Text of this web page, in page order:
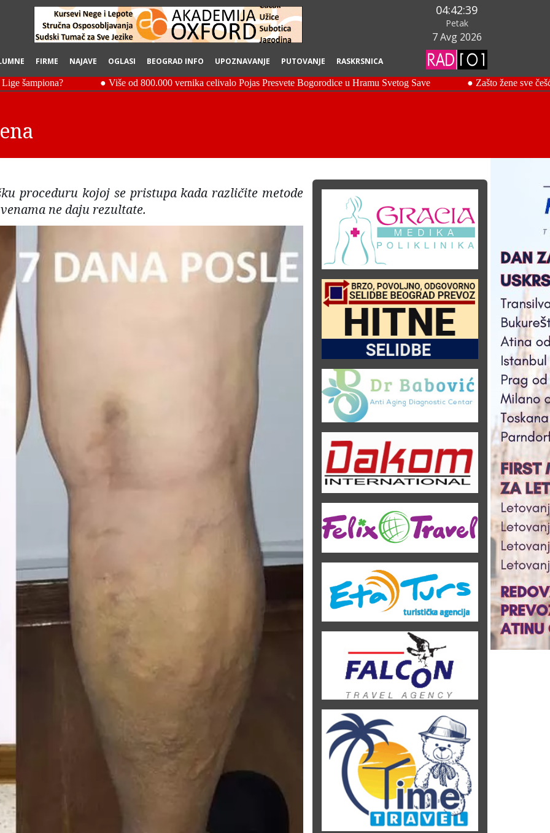
FIRME NAJAVE OGLASI BEOGRAD INFO UPOZNAVANJE PUTOVANJE RASKRSNICA
04:42:40
Petak
7 Avg 2026
proceduru kojoj se pristupa kada različite metode
ne daju rezultate.